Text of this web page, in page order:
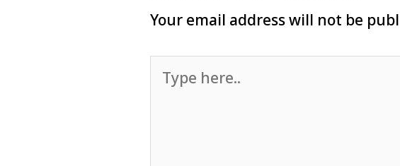
Your email address will not be
Type
here..